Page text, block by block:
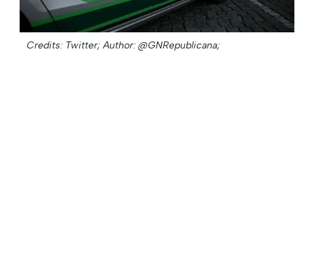
Credits: Twitter; Author: @GNRepublicana;